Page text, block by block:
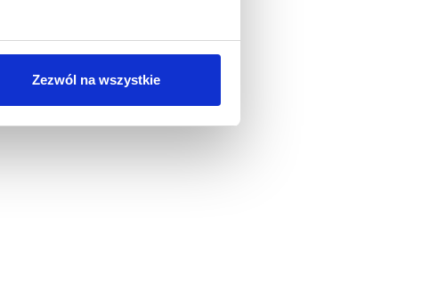
Zezwól na wszystkie